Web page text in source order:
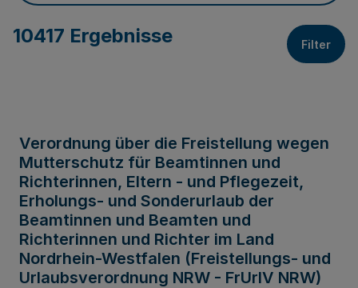
10417 Ergebnisse Filter
Verordnung über die Freistellung wegen
Mutterschutz für Beamtinnen und
Richterinnen, Eltern - und Pflegezeit,
Erholungs- und Sonderurlaub der
Beamtinnen und Beamten und
Richterinnen und Richter im Land
Nordrhein-Westfalen (Freistellungs- und
Urlaubsverordnung NRW - FrUrlV NRW)